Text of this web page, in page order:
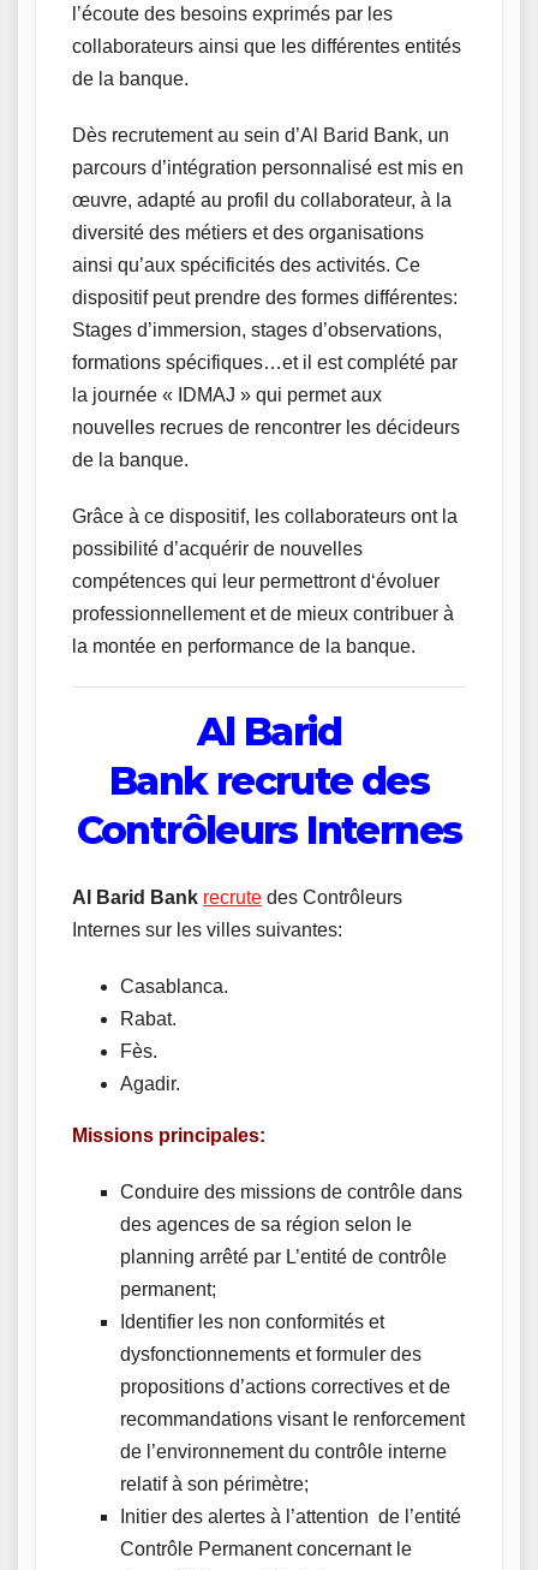
l’écoute des besoins exprimés par les
collaborateurs ainsi que les différentes entités
de la banque.
Dès recrutement au sein d’Al Barid Bank, un
parcours d’intégration personnalisé est mis en
œuvre, adapté au profil du collaborateur, à la
diversité des métiers et des organisations
ainsi qu’aux spécificités des activités. Ce
dispositif peut prendre des formes différentes:
Stages d’immersion, stages d’observations,
formations spécifiques…et il est complété par
la journée « IDMAJ » qui permet aux
nouvelles recrues de rencontrer les décideurs
de la banque.
Grâce à ce dispositif, les collaborateurs ont la
possibilité d’acquérir de nouvelles
compétences qui leur permettront d‘évoluer
professionnellement et de mieux contribuer à
la montée en performance de la banque.
Al Barid
Bank recrute des
Contrôleurs Internes
Al Barid Bank recrute des Contrôleurs
Internes sur les villes suivantes:
Casablanca.
Rabat.
Fès.
Agadir.
Missions principales:
Conduire des missions de contrôle dans
des agences de sa région selon le
planning arrêté par L’entité de contrôle
permanent;
Identifier les non conformités et
dysfonctionnements et formuler des
propositions d’actions correctives et de
recommandations visant le renforcement
de l’environnement du contrôle interne
relatif à son périmètre;
Initier des alertes à l’attention de l’entité
Contrôle Permanent concernant le